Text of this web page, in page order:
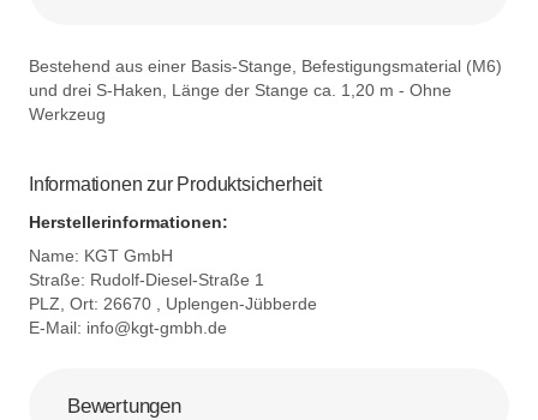
Bestehend aus einer Basis-Stange, Befestigungsmaterial (M6)
und drei S-Haken, Länge der Stange ca. 1,20 m - Ohne
Werkzeug
Informationen zur Produktsicherheit
Herstellerinformationen:
Name: KGT GmbH
Straße: Rudolf-Diesel-Straße 1
PLZ, Ort: 26670 , Uplengen-Jübberde
E-Mail: info@kgt-gmbh.de
Bewertungen